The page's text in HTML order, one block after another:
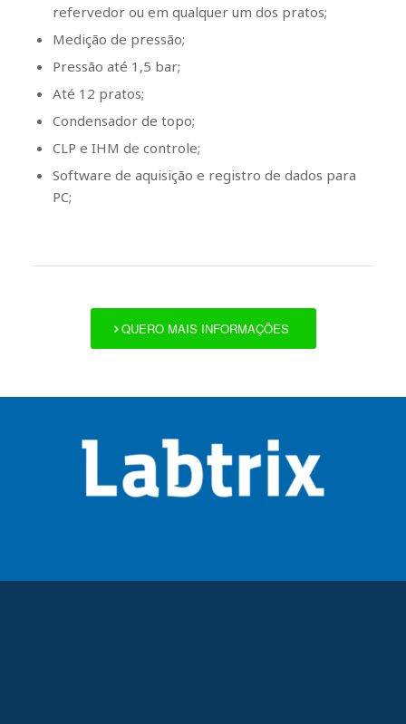
refervedor ou em qualquer um dos pratos;
Medição de pressão;
Pressão até 1,5 bar;
Até 12 pratos;
Condensador de topo;
CLP e IHM de controle;
Software de aquisição e registro de dados para
PC;
QUERO MAIS INFORMAÇÕES